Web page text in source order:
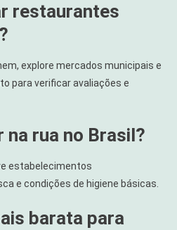
restaurantes
explore mercados municipais e
para verificar avaliações e
na rua no Brasil?
estabelecimentos
e condições de higiene básicas.
barata para